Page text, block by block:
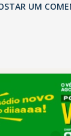
deste
fim de ano e
maior de
de
em
UM